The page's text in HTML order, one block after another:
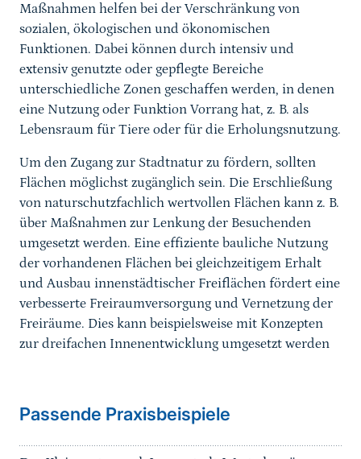
Maßnahmen helfen bei der Verschränkung von
sozialen, ökologischen und ökonomischen
Funktionen. Dabei können durch intensiv und
extensiv genutzte oder gepflegte Bereiche
unterschiedliche Zonen geschaffen werden, in denen
eine Nutzung oder Funktion Vorrang hat, z. B. als
Lebensraum für Tiere oder für die Erholungsnutzung.
Um den Zugang zur Stadtnatur zu fördern, sollten
Flächen möglichst zugänglich sein. Die Erschließung
von naturschutzfachlich wertvollen Flächen kann z. B.
über Maßnahmen zur Lenkung der Besuchenden
umgesetzt werden. Eine effiziente bauliche Nutzung
der vorhandenen Flächen bei gleichzeitigem Erhalt
und Ausbau innenstädtischer Freiflächen fördert eine
verbesserte Freiraumversorgung und Vernetzung der
Freiräume. Dies kann beispielsweise mit Konzepten
zur dreifachen Innenentwicklung umgesetzt werden
Passende Praxisbeispiele